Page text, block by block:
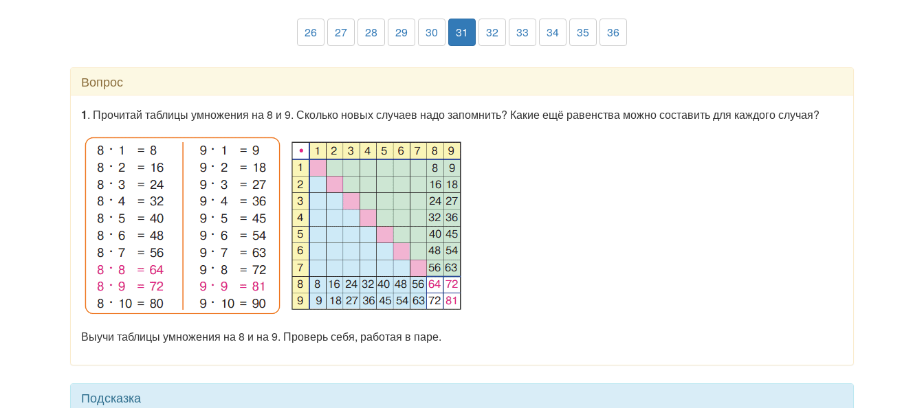
26 27 28 29 30 31 32 33 34 35 36
Вопрос
1. Прочитай таблицы умножения на 8 и 9. Сколько новых случаев надо запомнить? Какие ещё равенства можно составить для каждого случая?
Выучи таблицы умножения на 8 и на 9. Проверь себя, работая в паре.
Подсказка